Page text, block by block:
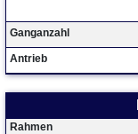
Ganganzahl
Antrieb
Rahmen